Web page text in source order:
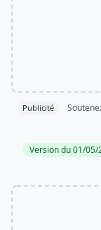
Publicité
Version du 01/05/